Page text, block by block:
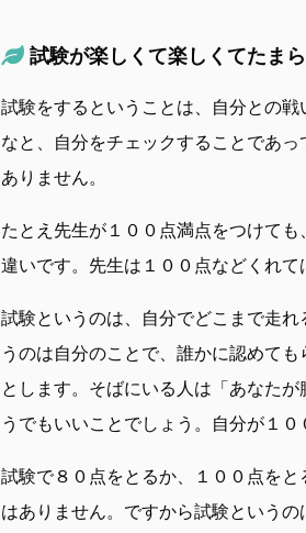
試験が楽しくて楽しくてたま
試験をするということは、自分との
なと、自分をチェックすることであ
ありません。
たとえ先生が１００点満点をつけて
違いです。先生は１００点などくれて
試験というのは、自分でどこまで走
うのは自分のことで、誰かに認めて
とします。そばにいる人は「あなた
うでもいいことでしょう。自分が１０
試験で８０点をとるか、１００点を
はありません。ですから試験という